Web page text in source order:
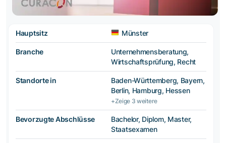
Hauptsitz Münster
Branche
Unternehmensberatung,
Wirtschaftsprüfung, Recht
Standorte in
Baden-Württemberg, Bayern,
Berlin, Hamburg, Hessen
+Zeige 3 weitere
Bevorzugte Abschlüsse
Bachelor, Diplom, Master,
Staatsexamen